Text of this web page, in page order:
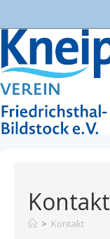
Kontakt
> Kontakt